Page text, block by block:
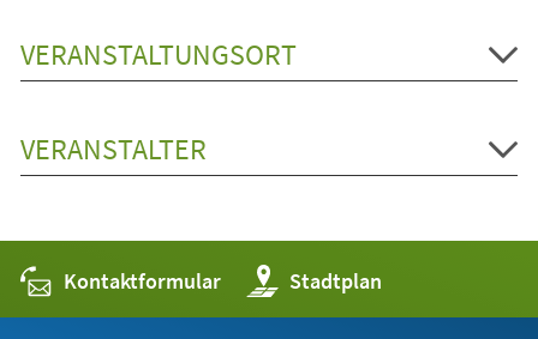
VERANSTALTUNGSORT
VERANSTALTER
Kontaktformular Stadtplan
(Öffnet
in
einem